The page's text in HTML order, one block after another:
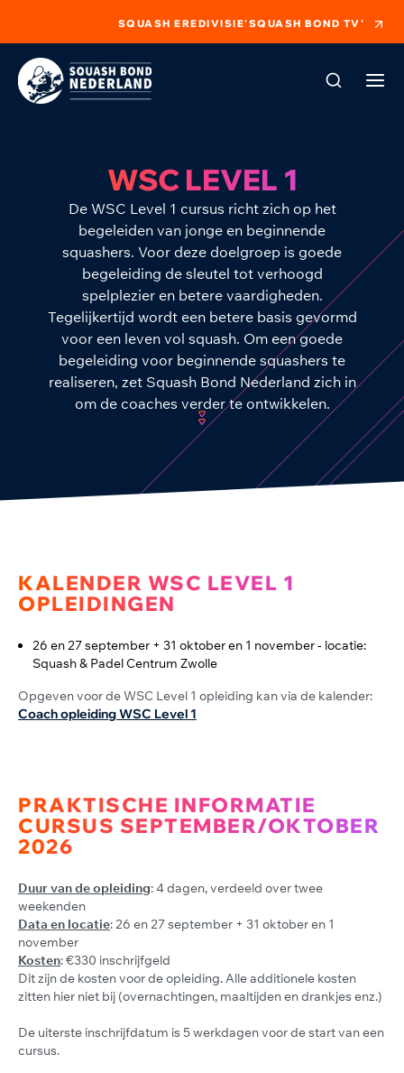
SQUASH EREDIVISIE'SQUASH BOND TV'
WSC LEVEL 1
De WSC Level 1 cursus richt zich op het
begeleiden van jonge en beginnende
squashers. Voor deze doelgroep is goede
begeleiding de sleutel tot verhoogd
spelplezier en betere vaardigheden.
Tegelijkertijd wordt een betere basis gevormd
voor een leven vol squash. Om een goede
begeleiding voor beginnende squashers te
realiseren, zet Squash Bond Nederland zich in
om de coaches verder te ontwikkelen.
KALENDER WSC LEVEL 1
OPLEIDINGEN
26 en 27 september + 31 oktober en 1 november - locatie:
Squash & Padel Centrum Zwolle
Opgeven voor de WSC Level 1 opleiding kan via de kalender:
Coach opleiding WSC Level 1
PRAKTISCHE INFORMATIE
CURSUS SEPTEMBER/OKTOBER
2026
Duur van de opleiding: 4 dagen, verdeeld over twee
weekenden
Data en locatie: 26 en 27 september + 31 oktober en 1
november
Kosten: €330 inschrijfgeld
Dit zijn de kosten voor de opleiding. Alle additionele kosten
zitten hier niet bij (overnachtingen, maaltijden en drankjes enz.)
De uiterste inschrijfdatum is 5 werkdagen voor de start van een
cursus.